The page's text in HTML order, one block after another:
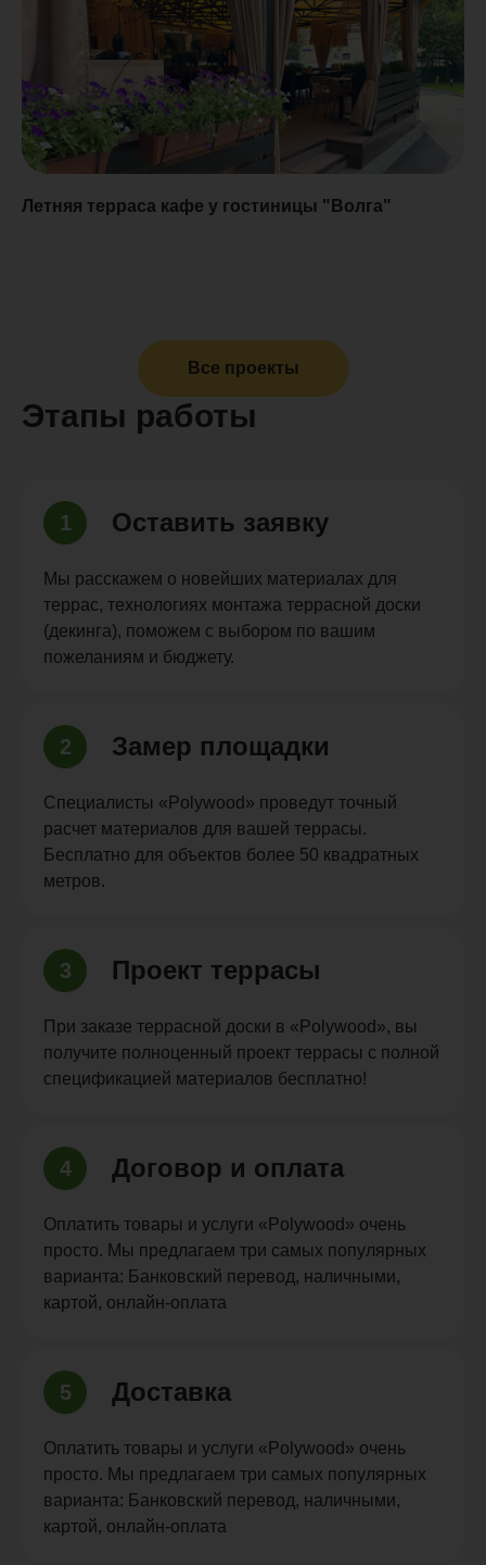
Летняя терраса кафе у гостиницы "Волга"
Все проекты
Этапы работы
1 Оставить заявку
Мы расскажем о новейших материалах для
террас, технологиях монтажа террасной доски
(декинга), поможем с выбором по вашим
пожеланиям и бюджету.
2 Замер площадки
Специалисты «Polywood» проведут точный
расчет материалов для вашей террасы.
Бесплатно для объектов более 50 квадратных
метров.
3 Проект террасы
При заказе террасной доски в «Polywood», вы
получите полноценный проект террасы с полной
спецификацией материалов бесплатно!
4 Договор и оплата
Оплатить товары и услуги «Polywood» очень
просто. Мы предлагаем три самых популярных
варианта: Банковский перевод, наличными,
картой, онлайн-оплата
5 Доставка
Оплатить товары и услуги «Polywood» очень
просто. Мы предлагаем три самых популярных
варианта: Банковский перевод, наличными,
картой, онлайн-оплата